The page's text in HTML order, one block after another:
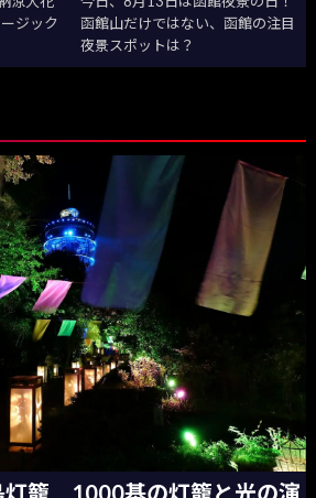
ジック
函館山だけではない、函館の注目
夜景スポットは？
灯籠 1000基の灯籠と光の演